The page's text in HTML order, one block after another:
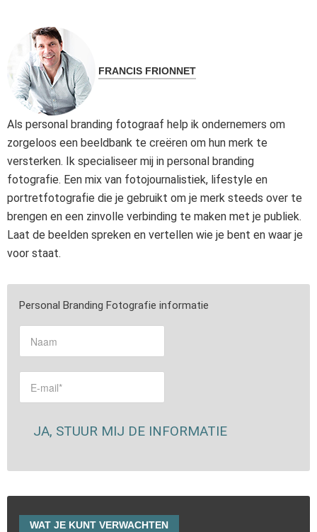
FRANCIS FRIONNET
Als personal branding fotograaf help ik ondernemers om
zorgeloos een beeldbank te creëren om hun merk te
versterken. Ik specialiseer mij in personal branding
fotografie. Een mix van fotojournalistiek, lifestyle en
portretfotografie die je gebruikt om je merk steeds over te
brengen en een zinvolle verbinding te maken met je publiek.
Laat de beelden spreken en vertellen wie je bent en waar je
voor staat.
Personal Branding Fotografie informatie
WAT JE KUNT VERWACHTEN